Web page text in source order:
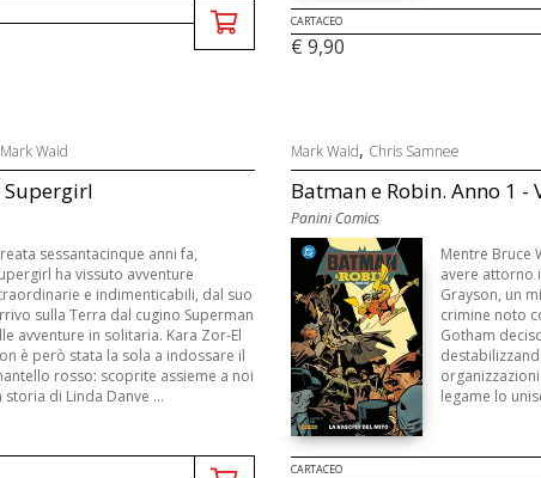
CARTACEO
€ 9,90
Mark Waid
sessantacinque anni fa,
ha vissuto avventure
e indimenticabili, dal suo
sulla Terra dal cugino Superman
avventure in solitaria. Kara Zor-El
è però stata la sola a indossare il
rosso: scoprite assieme a noi
storia di Linda Danve ...
Mark Waid, Chris Samnee
Batman e Robin. Anno 1 -
Panini Comics
Mentre Bruce
avere attorno
Grayson, un
crimine noto
Gotham
legame lo
CARTACEO